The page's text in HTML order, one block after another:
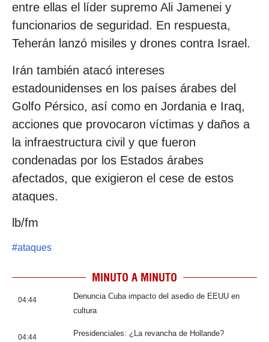
entre ellas el líder supremo Ali Jamenei y
funcionarios de seguridad. En respuesta,
Teherán lanzó misiles y drones contra Israel.
Irán también atacó intereses
estadounidenses en los países árabes del
Golfo Pérsico, así como en Jordania e Iraq,
acciones que provocaron víctimas y daños a
la infraestructura civil y que fueron
condenadas por los Estados árabes
afectados, que exigieron el cese de estos
ataques.
lb/fm
#ataques
MINUTO A MINUTO
04:44
Denuncia Cuba impacto del asedio de EEUU en
cultura
04:44 Presidenciales: ¿La revancha de Hollande?